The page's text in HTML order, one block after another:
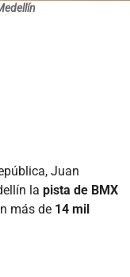
Juan
la pista de BMX
más de 14 mil